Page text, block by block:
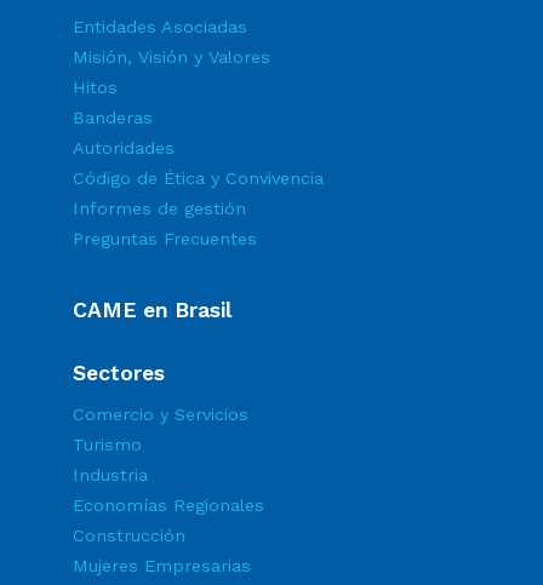
Entidades Asociadas
Misión, Visión y Valores
Hitos
Banderas
Autoridades
Código de Ética y Convivencia
Informes de gestión
Preguntas Frecuentes
CAME en Brasil
Sectores
Comercio y Servicios
Turismo
Industria
Economías Regionales
Construcción
Mujeres Empresarias